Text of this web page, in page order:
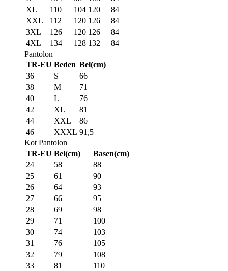
XL
110 104 120
84
XXL
112 120 126
84
3XL
126 120 126
84
4XL
134 128 132
84
Pantolon
TR-EU Beden Bel(cm)
36
S
66
38
M
71
40
L
76
42
XL
81
44
XXL
86
46
XXXL 91,5
Kot Pantolon
TR-EU Bel(cm)
Basen(cm)
24
58
88
25
61
90
26
64
93
27
66
95
28
69
98
29
71
100
30
74
103
31
76
105
32
79
108
33
81
110